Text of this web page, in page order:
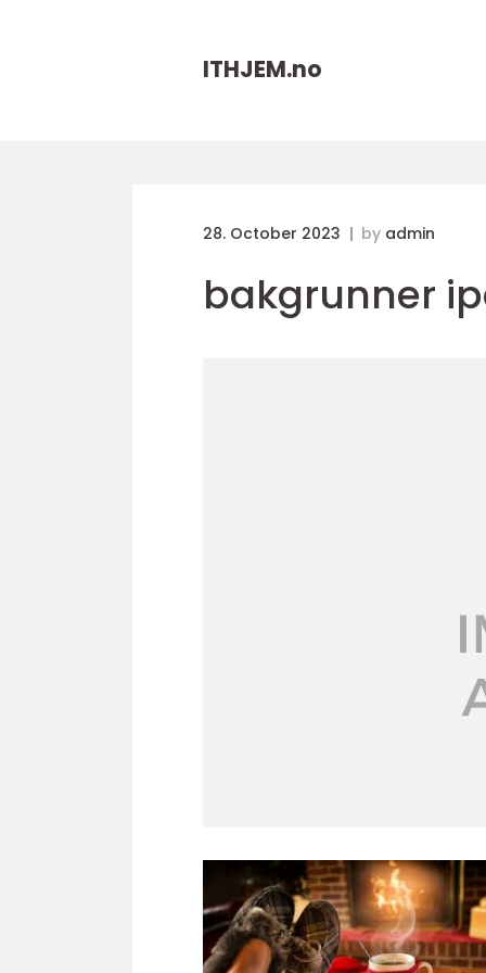
ITHJEM.no
28. October 2023 by admin
bakgrunner